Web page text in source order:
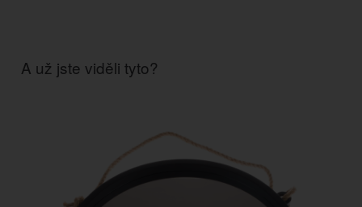
A už jste viděli tyto?